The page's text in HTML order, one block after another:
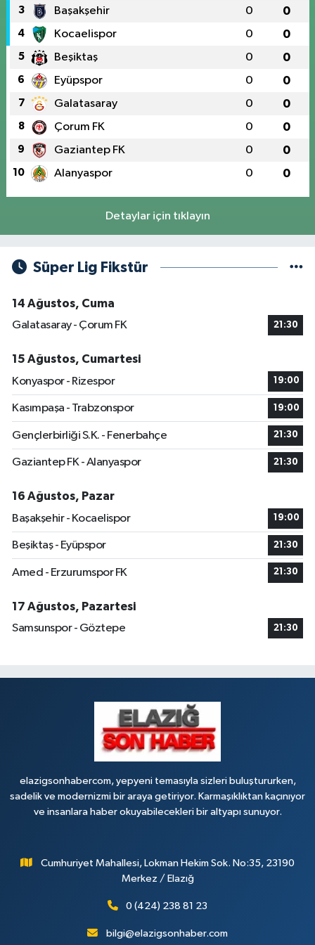
3 Başakşehir 0 0
4 Kocaelispor 0 0
5 Beşiktaş 0 0
6 Eyüpspor 0 0
7 Galatasaray 0 0
8 Çorum FK 0 0
9 Gaziantep FK 0 0
10 Alanyaspor 0 0
Detaylar için tıklayın
Süper Lig Fikstür
14 Ağustos, Cuma
Galatasaray - Çorum FK
21:30
15 Ağustos, Cumartesi
Konyaspor - Rizespor
19:00
Kasımpaşa - Trabzonspor 19:00
Gençlerbirliği S.K. - Fenerbahçe 21:30
Gaziantep FK - Alanyaspor 21:30
16 Ağustos, Pazar
Başakşehir - Kocaelispor
19:00
Beşiktaş - Eyüpspor 21:30
Amed - Erzurumspor FK 21:30
17 Ağustos, Pazartesi
Samsunspor - Göztepe
21:30
elazigsonhabercom, yepyeni temasıyla sizleri buluştururken,
sadelik ve modernizmi bir araya getiriyor. Karmaşıklıktan kaçınıyor
ve insanlara haber okuyabilecekleri bir altyapı sunuyor.
Cumhuriyet Mahallesi, Lokman Hekim Sok. No:35, 23190
Merkez / Elazığ
0 (424) 238 81 23
bilgi@elazigsonhaber.com